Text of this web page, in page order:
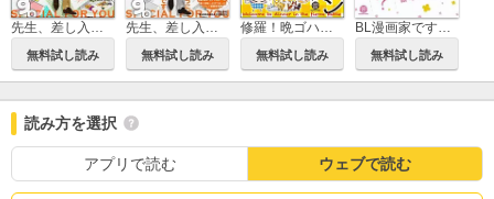
先生、差し入れです。（分冊版）
無料試し読み
先生、差し入れです。
無料試し読み
修羅！晩ゴハン（分冊版）
無料試し読み
BL漫画家ですけど結婚してもいいですか？
無料試し読み
読み方を選択
アプリで読む ウェブで読む